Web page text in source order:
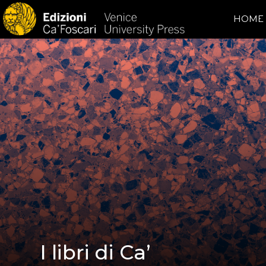
HOME
I libri di Ca’